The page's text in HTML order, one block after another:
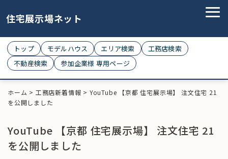
住宅展示場ネット
トップ モデルハウス エリア検索
工務店検索
不動産検索
参加企業様 専用ページ
ホーム > 工務店新着情報 > YouTube 【京都 住宅展示場】 注文住宅 21
を公開しました
YouTube 【京都 住宅展示場】 注文住宅 21
を公開しました